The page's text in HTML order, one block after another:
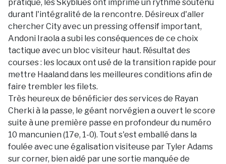
pratique, les Skyblues ont imprimé un rythme soutenu
durant l'intégralité de la rencontre. Désireux d'aller
chercher City avec un pressing offensif important,
Andoni Iraola a subi les conséquences de ce choix
tactique avec un bloc visiteur haut. Résultat des
courses : les locaux ont usé de la transition rapide pour
mettre Haaland dans les meilleures conditions afin de
faire trembler les filets.
Très heureux de bénéficier des services de Rayan
Cherki à la passe, le géant norvégien a ouvert le score
suite à une première passe en profondeur du numéro
10 mancunien (17e, 1-0). Tout s'est emballé dans la
foulée avec une égalisation visiteuse par Tyler Adams
sur corner, bien aidé par une sortie manquée de